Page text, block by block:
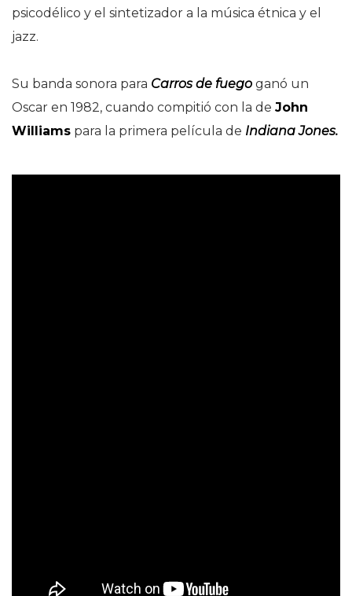
psicodélico y el sintetizador a la música étnica y el
jazz.
Su banda sonora para Carros de fuego ganó un
Oscar en 1982, cuando compitió con la de John
Williams para la primera película de Indiana Jones.